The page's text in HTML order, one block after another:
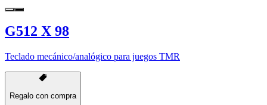
G512 X 98
Teclado mecánico/analógico para juegos TMR
Regalo con compra